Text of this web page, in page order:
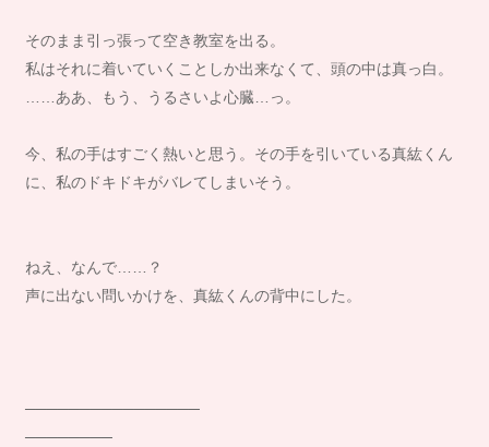
そのまま引っ張って空き教室を出る。
私はそれに着いていくことしか出来なくて、頭の中は真っ白。
……ああ、もう、うるさいよ心臓…っ。
今、私の手はすごく熱いと思う。その手を引いている真紘くん
に、私のドキドキがバレてしまいそう。
ねえ、なんで……？
声に出ない問いかけを、真紘くんの背中にした。
────────────────
────────